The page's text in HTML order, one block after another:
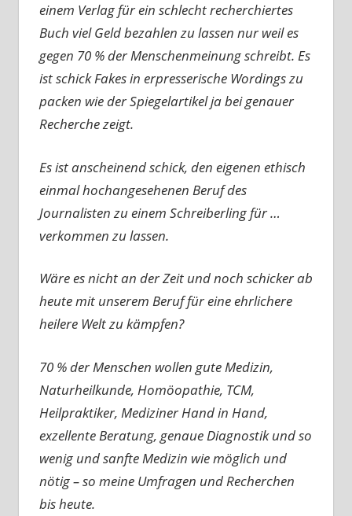
einem Verlag für ein schlecht recherchiertes
Buch viel Geld bezahlen zu lassen nur weil es
gegen 70 % der Menschenmeinung schreibt. Es
ist schick Fakes in erpresserische Wordings zu
packen wie der Spiegelartikel ja bei genauer
Recherche zeigt.
Es ist anscheinend schick, den eigenen ethisch
einmal hochangesehenen Beruf des
Journalisten zu einem Schreiberling für …
verkommen zu lassen.
Wäre es nicht an der Zeit und noch schicker ab
heute mit unserem Beruf für eine ehrlichere
heilere Welt zu kämpfen?
70 % der Menschen wollen gute Medizin,
Naturheilkunde, Homöopathie, TCM,
Heilpraktiker, Mediziner Hand in Hand,
exzellente Beratung, genaue Diagnostik und so
wenig und sanfte Medizin wie möglich und
nötig – so meine Umfragen und Recherchen
bis heute.